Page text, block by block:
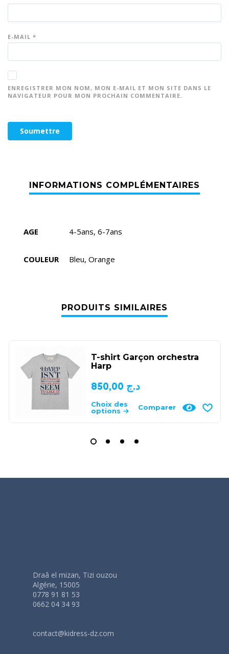
E-MAIL *
ENREGISTRER MON NOM, MON E-MAIL ET MON SITE DANS LE
NAVIGATEUR POUR MON PROCHAIN COMMENTAIRE.
AGE 4-5ans, 6-7ans
COULEUR Bleu, Orange
PRODUITS SIMILAIRES
T-shirt Garçon orchestra
Harp
د.ج
Choix des
options
Comparer
Draâ el mizan, Tizi ouzou
Algérie, 15005
0778 91 81 53
0662 04 34 93
contact@kidress-dz.com